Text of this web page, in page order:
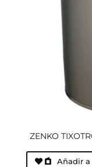
ZENKO
Añadir